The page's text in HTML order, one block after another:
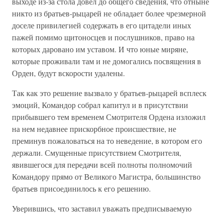
никто из братьев-рыцарей не обладает более чрезмерной
доселе привилегией содержать в его цитадели иных
пажей помимо щитоносцев и послушников, право на
которых даровано им уставом. И что юные миряне,
которые проживали там и не домогались посвящения в
Орден, будут вскорости удалены.
Так как это решение вызвало у братьев-рыцарей всплеск
эмоций, Командор собрал капитул и в присутствии
прибывшего тем временем Смотрителя Ордена изложил
на нем недавнее прискорбное происшествие, не
преминув пожаловаться на то неведение, в котором его
держали. Смущенные присутствием Смотрителя,
явившегося для передачи всей полноты полномочий
Командору прямо от Великого Магистра, большинство
братьев присоединилось к его решению.
Уверившись, что заставил уважать предписываемую